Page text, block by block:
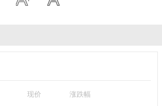
现价 涨跌幅